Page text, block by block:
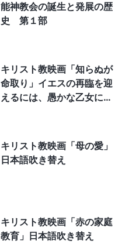
能神教会の誕生と発展の歴
史 第１部
キリスト教映画「知らぬが
命取り」イエスの再臨を迎
えるには、愚かな乙女にな
キリスト教映画「母の愛」
日本語吹き替え
キリスト教映画「赤の家庭
教育」日本語吹き替え